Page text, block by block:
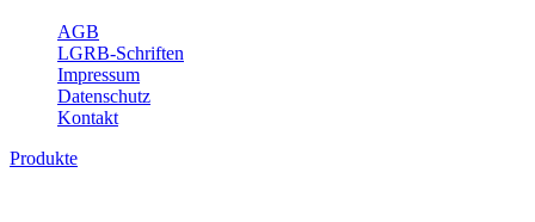
AGB
LGRB-Schriften
Impressum
Datenschutz
Kontakt
Produkte